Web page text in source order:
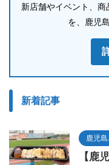
新店舗やイベント、
を、鹿児
新着記事
鹿児
【鹿